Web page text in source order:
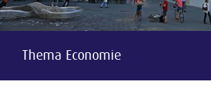
Thema Economie